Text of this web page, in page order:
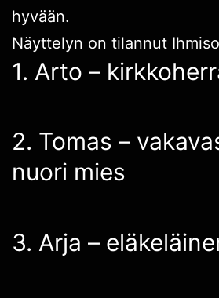
hyvään.
Näyttelyn on tilannut
1. Arto –
2. Tomas –
nuori mies
3. Arja –